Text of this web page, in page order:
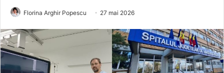
Florina Arghir Popescu 27 mai 2026